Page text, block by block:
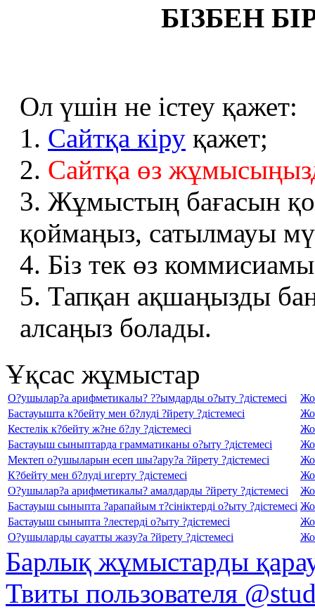
БІЗБЕН
Ол үшін не істеу қажет:
1. Сайтқа кіру қажет;
2. Сайтқа өз
3. Жұмыстың бағасын
қоймаңыз, сатылмауы
4. Біз тек өз
5. Тапқан ақшаңызды
алсаңыз болады.
Ұқсас жұмыстар
О?ушылар?а арифметикалы? ??ымдарды о?ыту ?дістемесі
Бастауышта к?бейту мен б?луді ?йрету ?дістемесі
Кестелік к?бейту ж?не б?лу ?дістемесі
Бастауыш сыныптарда грамматиканы о?ыту ?дістемесі
Мектеп о?ушыларын есеп шы?ару?а ?йрету ?дістемесі
К?бейту мен б?луді игерту ?дістемесі
О?ушылар?а арифметикалы? амалдарды ?йрету ?дістемесі
Бастауыш сыныпта ?арапайым т?сініктерді о?ыту ?дістемесі
Бастауыш сыныпта ?лестерді о?ыту ?дістемесі
О?ушыларды сауатты жазу?а ?йрету ?дістемесі
Барлық жұмыстарды
Твиты пользователя